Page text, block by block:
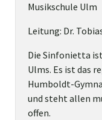
Musikschule Ulm
Leitung: Dr.
Die Sinfonietta
Ulms. Es ist das
Humboldt-
und steht allen
offen.